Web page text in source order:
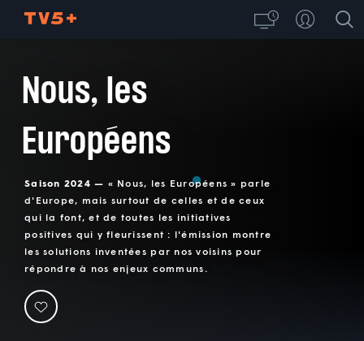
Nous, les
Européens
Saison 2024 — « Nous, les Européens » parle
d'Europe, mais surtout de celles et de ceux
qui la font, et de toutes les initiatives
positives qui y fleurissent : l'émission montre
les solutions inventées par nos voisins pour
répondre à nos enjeux communs.